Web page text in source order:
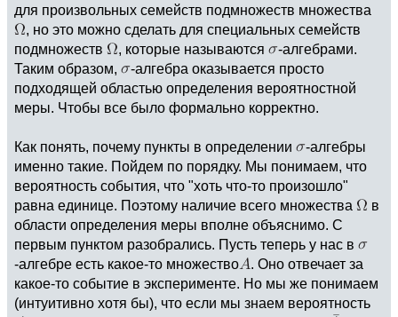
для произвольных семейств подмножеств множества
, но это можно сделать для специальных семейств
подмножеств
, которые называются
-алгебрами.
Таким образом,
-алгебра оказывается просто
подходящей областью определения вероятностной
меры. Чтобы все было формально корректно.
Как понять, почему пункты в определении
-алгебры
именно такие. Пойдем по порядку. Мы понимаем, что
вероятность события, что "хоть что-то произошло"
равна единице. Поэтому наличие всего множества
в
области определения меры вполне объяснимо. С
первым пунктом разобрались. Пусть теперь у нас в
-алгебре есть какое-то множество
. Оно отвечает за
какое-то событие в эксперименте. Но мы же понимаем
(интуитивно хотя бы), что если мы знаем вероятность